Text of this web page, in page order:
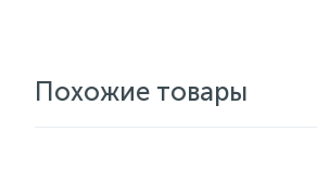
Похожие товары